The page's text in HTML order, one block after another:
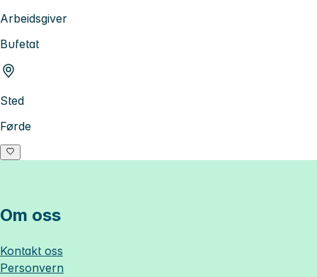
Arbeidsgiver
Bufetat
Sted
Førde
Om oss
Kontakt oss
Personvern